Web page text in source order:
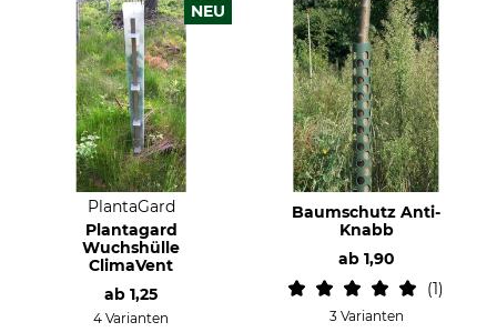
NEU
PlantaGard
Plantagard
Wuchshülle
ClimaVent
ab 1,25
4 Varianten
Baumschutz Anti-
Knabb
ab 1,90
1
3 Varianten